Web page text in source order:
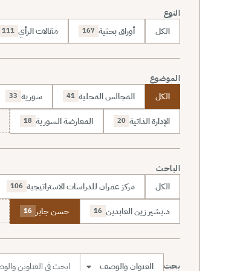
النوع
الكل أوراق بحثية 167 مقالات الرأي 111
الموضوع
الكل المجالس المحلية 41 سورية 33
الإدارة الذاتية 20 المعارضة السورية 18
الباحث
الكل مركز عمران للدراسات الاستراتيجية 106
د.بشير زين العابدين 16 حسن جابر 16
بحث